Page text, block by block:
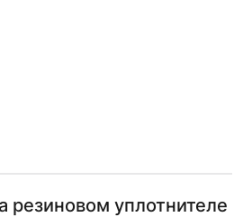
резиновом уплотнителе